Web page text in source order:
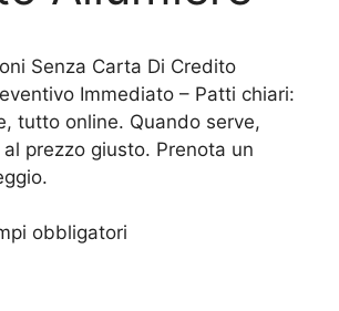
Senza Carta Di Credito
Immediato – Patti chiari:
tutto online. Quando serve,
prezzo giusto. Prenota un
obbligatori